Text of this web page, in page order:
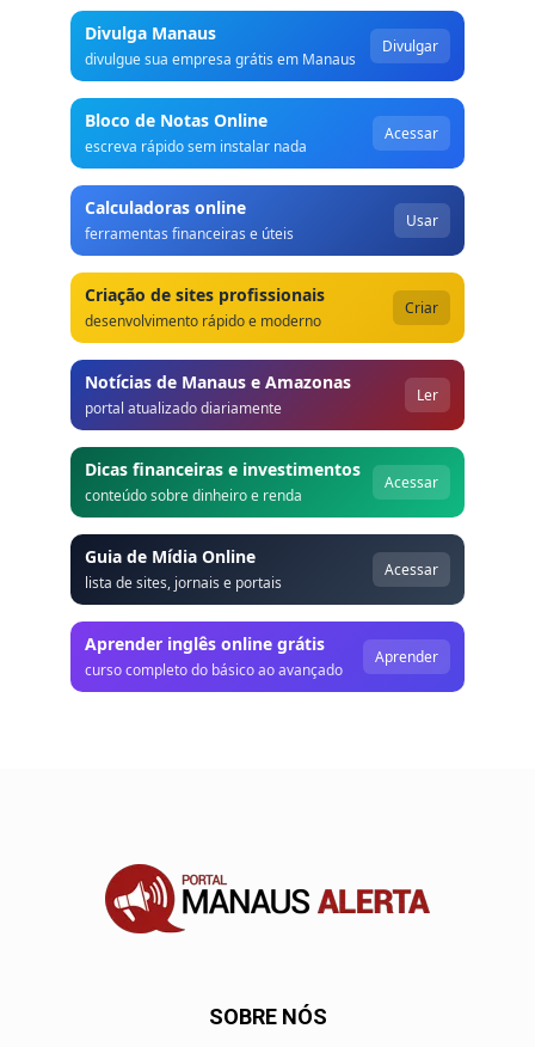
Divulga Manaus
divulgue sua empresa grátis em Manaus
Divulgar
Bloco de Notas Online
escreva rápido sem instalar nada
Acessar
Calculadoras online
ferramentas financeiras e úteis
Usar
Criação de sites profissionais
desenvolvimento rápido e moderno
Criar
Notícias de Manaus e Amazonas
portal atualizado diariamente
Ler
Dicas financeiras e investimentos
conteúdo sobre dinheiro e renda
Acessar
Guia de Mídia Online
lista de sites, jornais e portais
Acessar
Aprender inglês online grátis
curso completo do básico ao avançado
Aprender
SOBRE NÓS